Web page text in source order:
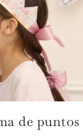
de puntos